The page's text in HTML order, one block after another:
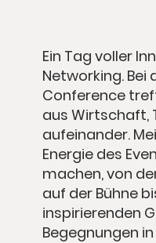
Ein Tag voller
Networking. Bei
Conference
aus Wirtschaft,
aufeinander.
Energie des
machen, von
auf der Bühne
inspirierenden
Begegnungen